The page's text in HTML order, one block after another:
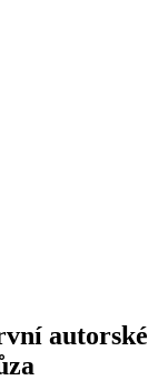
autorské